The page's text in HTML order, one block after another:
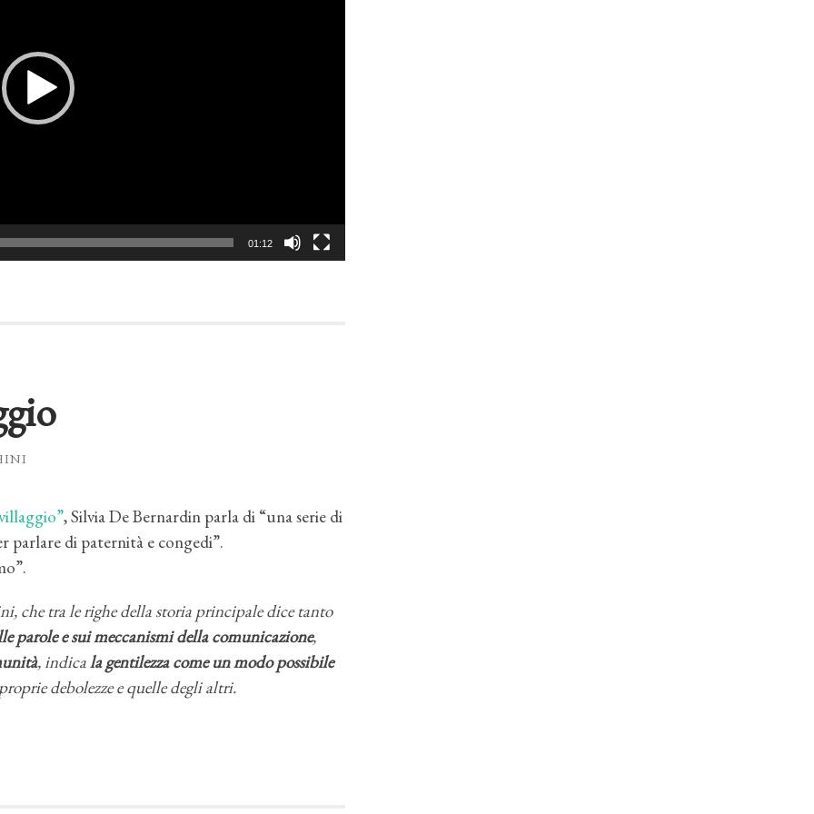
01:12
, Silvia De Bernardin parla di “una serie di
parlare di paternità e congedi”.
che tra le righe della storia principale dice tanto
parole e sui meccanismi della comunicazione,
, indicala gentilezza come un modo possibile
debolezze e quelle degli altri.